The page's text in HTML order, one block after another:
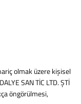
olmak üzere kişisel
SAN TİC LTD. ŞTİ
öngörülmesi,